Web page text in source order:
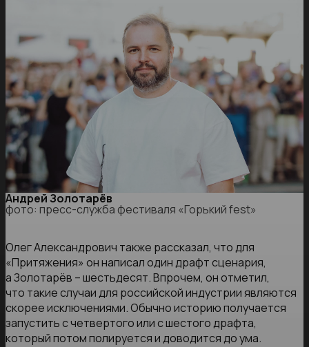
Андрей Золотарёв
фото: пресс-служба фестиваля «Горький fest»
Олег Александрович также рассказал, что для
«Притяжения» он написал один драфт сценария,
а Золотарёв – шестьдесят. Впрочем, он отметил,
что такие случаи для российской индустрии являются
скорее исключениями. Обычно историю получается
запустить с четвертого или с шестого драфта,
который потом полируется и доводится до ума.